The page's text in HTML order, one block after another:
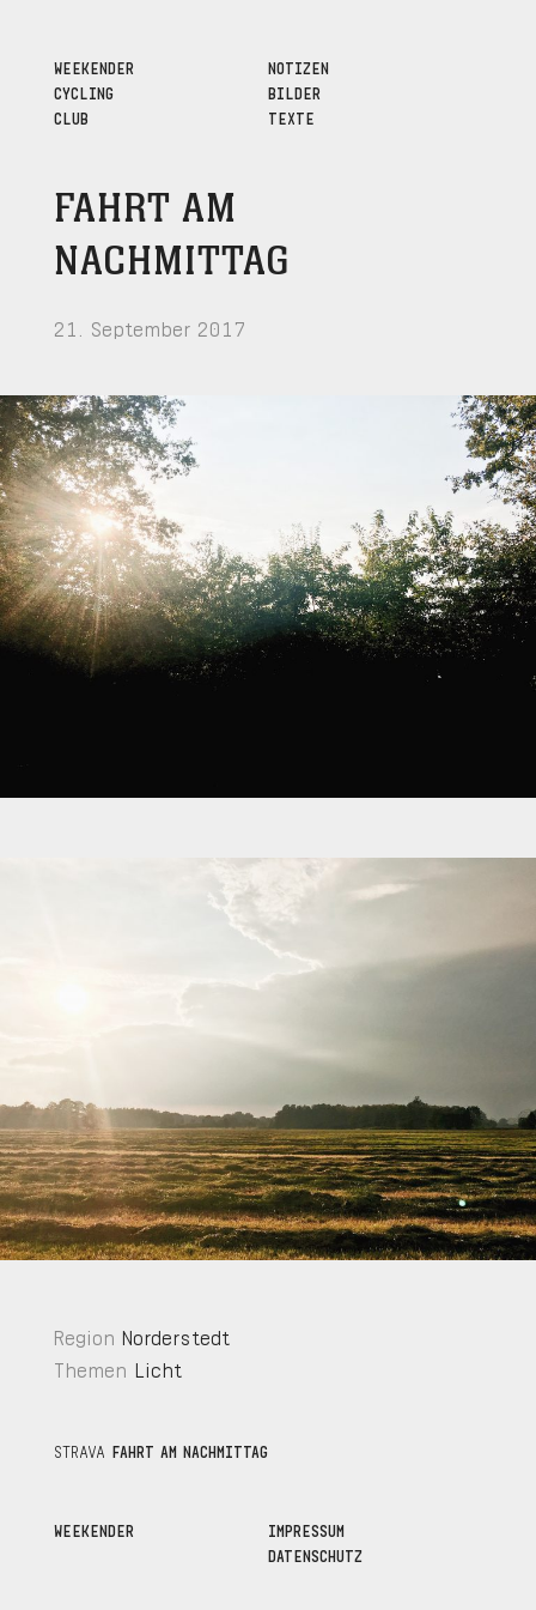
WEEKENDER
CYCLING
CLUB
NOTIZEN
BILDER
TEXTE
FAHRT AM
NACHMITTAG
21. September 2017
Region Norderstedt
Themen Licht
STRAVA FAHRT AM NACHMITTAG
WEEKENDER
IMPRESSUM
DATENSCHUTZ